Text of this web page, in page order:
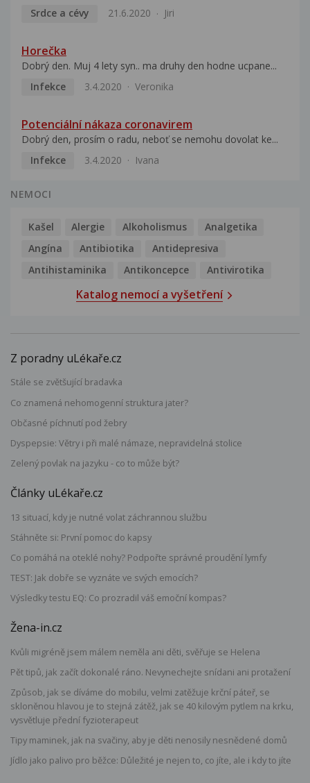
Srdce a cévy
21.6.2020 Jiri
Horečka
Dobrý den. Muj 4 lety syn.. ma druhy den hodne ucpane...
Infekce
3.4.2020 Veronika
Potenciální nákaza coronavirem
Dobrý den, prosím o radu, neboť se nemohu dovolat ke...
Infekce
3.4.2020 Ivana
NEMOCI
Kašel Alergie Alkoholismus
Analgetika
Angína
Antibiotika
Antidepresiva
Antihistaminika
Antikoncepce Antivirotika
Katalog nemocí a vyšetření
Z poradny uLékaře.cz
Stále se zvětšující bradavka
Co znamená nehomogenní struktura jater?
Občasné píchnutí pod žebry
Dyspepsie: Větry i při malé námaze, nepravidelná stolice
Zelený povlak na jazyku - co to může být?
Články uLékaře.cz
13 situací, kdy je nutné volat záchrannou službu
Stáhněte si: První pomoc do kapsy
Co pomáhá na oteklé nohy? Podpořte správné proudění lymfy
TEST: Jak dobře se vyznáte ve svých emocích?
Výsledky testu EQ: Co prozradil váš emoční kompas?
Žena-in.cz
Kvůli migréně jsem málem neměla ani děti, svěřuje se Helena
Pět tipů, jak začít dokonalé ráno. Nevynechejte snídani ani protažení
Způsob, jak se díváme do mobilu, velmi zatěžuje krční páteř, se
skloněnou hlavou je to stejná zátěž, jak se 40 kilovým pytlem na krku,
vysvětluje přední fyzioterapeut
Tipy maminek, jak na svačiny, aby je děti nenosily nesnědené domů
Jídlo jako palivo pro běžce: Důležité je nejen to, co jíte, ale i kdy to jíte